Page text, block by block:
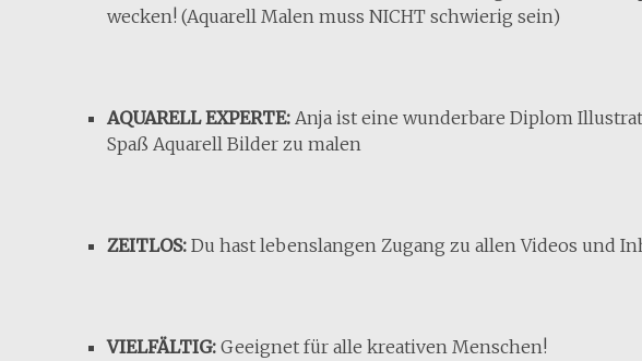
wecken! (Aquarell Malen muss NICHT schwierig sein)
AQUARELL EXPERTE: Anja ist eine wunderbare Diplom
Spaß Aquarell Bilder zu malen
ZEITLOS: Du hast lebenslangen Zugang zu allen Videos und
VIELFÄLTIG: ​Geeignet für alle kreativen Menschen!